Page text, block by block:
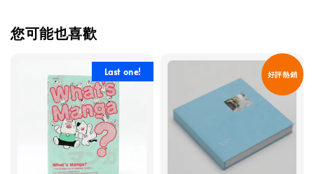
您可能也喜歡
Last one! 好評熱銷